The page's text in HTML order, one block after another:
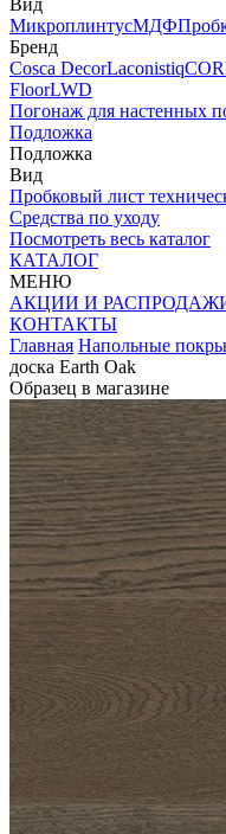
Вид
МикроплинтусМДФ
Бренд
Cosca DecorLaconistiq
FloorLWD
Погонаж для настенных
Подложка
Подложка
Вид
Пробковый лист
Средства по уходу
Посмотреть весь каталог
КАТАЛОГ
МЕНЮ
АКЦИИ И
КОНТАКТЫ
Главная Напольные
доска Earth Oak
Образец в магазине